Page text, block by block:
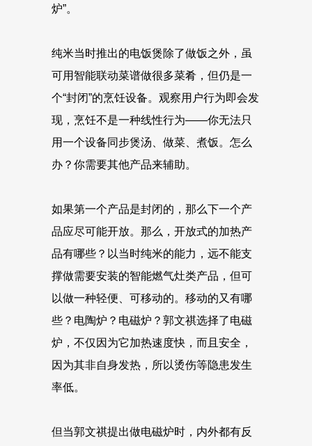
炉”。
纯米当时推出的电饭煲除了做饭之外，虽
可用智能联动菜谱做很多菜肴，但仍是一
个“封闭”的烹饪设备。观察用户行为即会发
现，烹饪不是一种线性行为——你无法只
用一个设备同步煲汤、做菜、煮饭。怎么
办？你需要其他产品来辅助。
如果第一个产品是封闭的，那么下一个产
品应尽可能开放。那么，开放式的加热产
品有哪些？以当时纯米的能力，远不能支
撑做需要安装的智能燃气灶类产品，但可
以做一种轻便、可移动的。移动的又有哪
些？电陶炉？电磁炉？郭文祺选择了电磁
炉，不仅因为它加热速度快，而且安全，
因为其非自身发热，所以烫伤等隐患发生
率低。
但当郭文祺提出做电磁炉时，内外都有反